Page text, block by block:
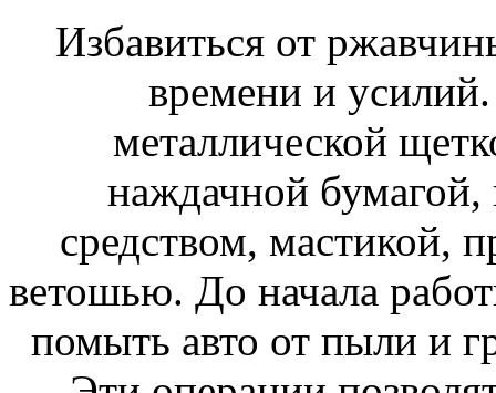
Избавиться от
времени и
металлической
наждачной
средством, мастикой,
ветошью. До начала
помыть авто от пыли и